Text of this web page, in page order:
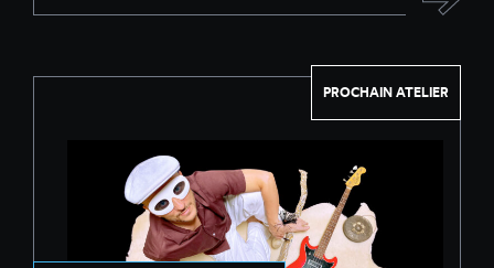
PROCHAIN ATELIER